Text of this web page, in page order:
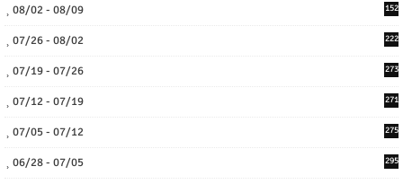
08/02 - 08/09 152
07/26 - 08/02 222
07/19 - 07/26 273
07/12 - 07/19 271
07/05 - 07/12 275
06/28 - 07/05 295